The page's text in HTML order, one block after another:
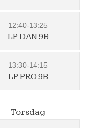
12:40-13:25
LP DAN 9B
13:30-14:15
LP PRO 9B
Torsdag